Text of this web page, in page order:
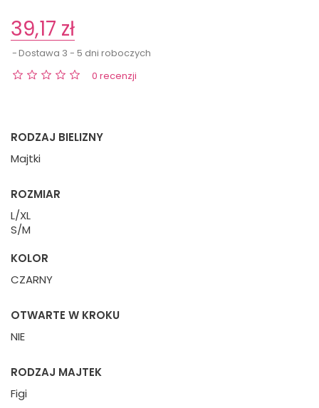
39,17 zł
Dostawa 3 - 5 dni roboczych
0 recenzji
RODZAJ BIELIZNY
Majtki
ROZMIAR
L/XL
S/M
KOLOR
CZARNY
OTWARTE W KROKU
NIE
RODZAJ MAJTEK
Figi